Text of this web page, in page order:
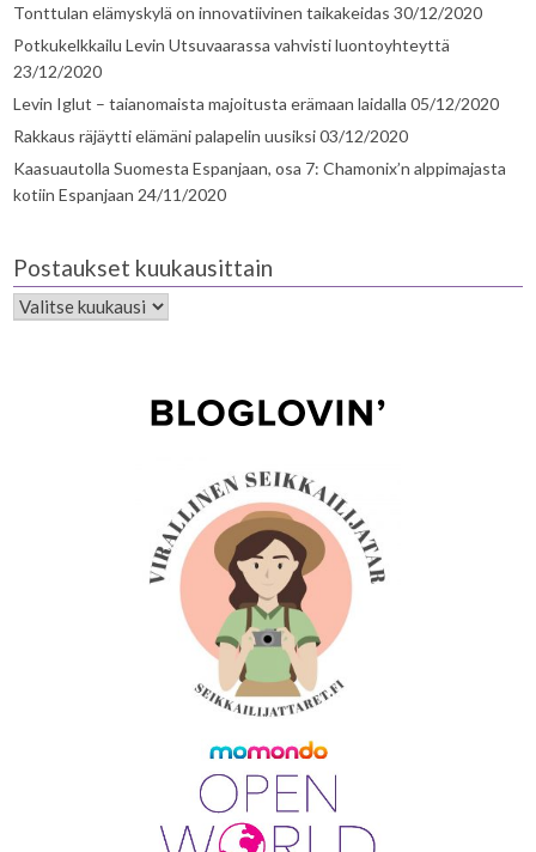
Tonttulan elämyskylä on innovatiivinen taikakeidas 30/12/2020
Potkukelkkailu Levin Utsuvaarassa vahvisti luontoyhteyttä
23/12/2020
Levin Iglut – taianomaista majoitusta erämaan laidalla 05/12/2020
Rakkaus räjäytti elämäni palapelin uusiksi03/12/2020
Kaasuautolla Suomesta Espanjaan, osa 7: Chamonix’n alppimajasta
kotiin Espanjaan 24/11/2020
Postaukset kuukausittain